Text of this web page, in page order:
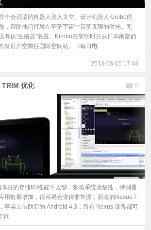
个会说话的机器人送入太空。设计机器人Kirobo的
，帮助他们打发在茫茫宇宙中寂寞无聊的时光。别
有仿“生殖器”装置。Kirobo在黎明时分从日本南部的
发射升空前往国际空间站。《每日电
2013-08-05 17:48
优化 0
身的存储I/O性能不太够，影响系统流畅性，特别是
用数量增加，很容易会变得非常慢，新版的Nexus 7
事实上借助新的 Android 4.3，所有 Nexus 设备都可
问